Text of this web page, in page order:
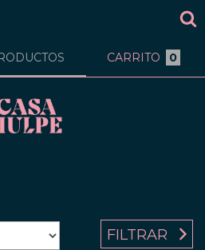
CARRITO 0
FILTRAR